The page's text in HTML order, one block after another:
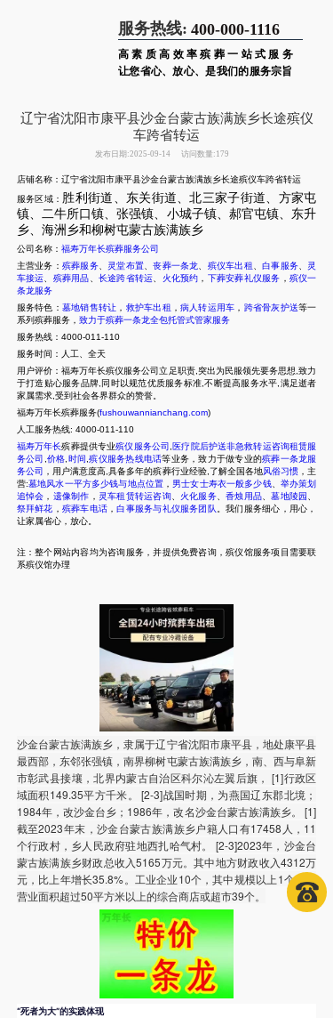
服务热线: 400-000-1116
高素质高效率殡葬一站式服务
让您省心、放心、是我们的服务宗旨
辽宁省沈阳市康平县沙金台蒙古族满族乡长途殡仪
车跨省转运
发布日期:2025-09-14 访问数量:179
店铺名称：辽宁省沈阳市康平县沙金台蒙古族满族乡长途殡仪车跨省转运
服务区域： 胜利街道、东关街道、北三家子街道、方家屯
镇、二牛所口镇、张强镇、小城子镇、郝官屯镇、东升
乡、海洲乡和柳树屯蒙古族满族乡
公司名称： 福寿万年长殡葬服务公司
主营业务： 殡葬服务、 灵堂布置 、丧葬一条龙 殡仪车出租 、白事服务
灵
车接运
殡葬用品 长途跨省转运 火化预约 ， 下葬安葬礼仪服务 ， 殡仪一
条龙服务
服务特色： 墓地销售转让 ， 救护车出租 ， 病人转运用车 ， 跨省骨灰护送等一
系列殡葬服务， 致力于殡葬一条龙全包托管式管家服务
服务热线：4000-011-110
服务时间：人工、全天
用户评价：福寿万年长殡仪服务公司立足职责,突出为民服领先要务思想,致力
于打造贴心服务品牌,同时以规范优质服务标准,不断提高服务水平,满足逝者
家属需求,受到社会各界群众的赞誉。
福寿万年长殡葬服务(fushouwannianchang.com)
人工服务热线: 4000-011-110
福寿万年长殡葬提供专业殡仪服务公司 医疗院后护送非急救转运咨询租赁服
务公司 价格 时间 殡仪服务热线电话等业务，致力于做专业的殡葬一条龙服
务公司
，用户满意度高,具备多年的殡葬行业经验,了解全国各地风俗习惯 ，主
营:墓地风水一平方多少钱与地点位置 ， 男士女士寿衣一般多少钱、 举办策划
追悼会 ， 遗像制作 ， 灵车租赁转运咨询、 火化服务、香烛用品 、墓地陵园
祭拜鲜花 ， 殡葬车电话 ，白事服务与礼仪服务团队
。我们服务细心，用心，
让家属省心，放心。
注：整个网站内容均为咨询服务，并提供免费咨询，殡仪馆服务项目需要联
系殡仪馆办理
沙金台蒙古族满族乡，隶属于辽宁省沈阳市康平县，地处康平县
最西部，东邻张强镇，南界柳树屯蒙古族满族乡，南、西与阜新
市彰武县接壤，北界内蒙古自治区科尔沁左翼后旗， [1]行政区
域面积149.35平方千米。 [2-3]战国时期，为燕国辽东郡北境；
1984年，改沙金台乡；1986年，改名沙金台蒙古族满族乡。 [1]
截至2023年末，沙金台蒙古族满族乡户籍人口有17458人，11
个行政村，乡人民政府驻地西扎哈气村。 [2-3]2023年，沙金台
蒙古族满族乡财政总收入5165万元。其中地方财政收入4312万
元，比上年增长35.8%。工业企业10个，其中规模以上1个，有
营业面积超过50平方米以上的综合商店或超市39个。
“死者为大”的实践体现